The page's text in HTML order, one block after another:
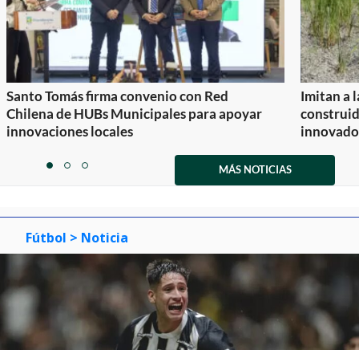
Santo Tomás firma convenio con Red
Chilena de HUBs Municipales para apoyar
innovaciones locales
Imitan a
itemitemitem
MÁS NOTICIAS
Fútbol > Noticia